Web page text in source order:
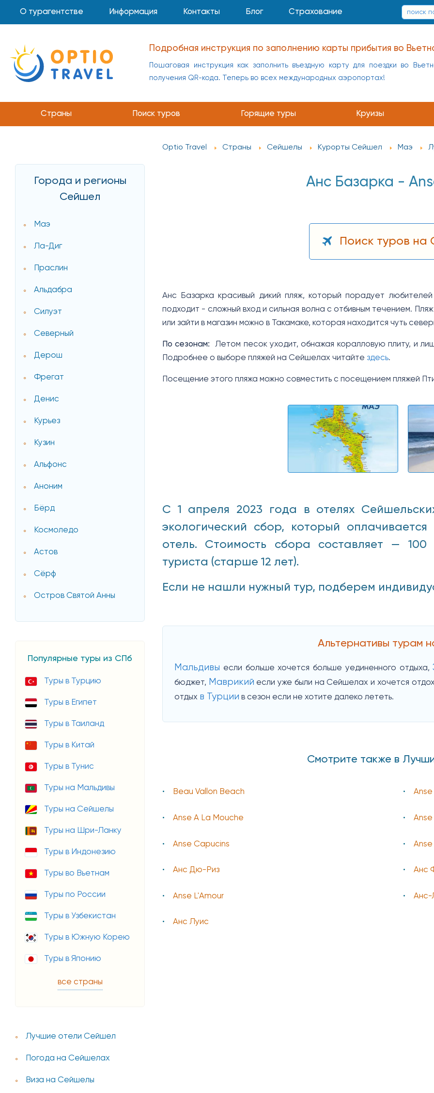
О турагентстве Информация Контакты Блог Страхование
Подробная инструкция по заполнению карты прибытия во
Пошаговая инструкция как заполнить въездную карту для поездки во
получения QR-кода. Теперь во всех международных аэропортах!
Страны Поиск туров Горящие туры Круизы
Города и регионы
Сейшел
Маэ
Ла-Диг
Праслин
Альдабра
Силуэт
Северный
Дерош
Фрегат
Денис
Курьез
Кузин
Альфонс
Аноним
Бёрд
Космоледо
Астов
Сёрф
Остров Святой Анны
Популярные туры из СПб
Туры в Турцию
Туры в Египет
Туры в Таиланд
Туры в Китай
Туры в Тунис
Туры на Мальдивы
Туры на Сейшелы
Туры на Шри-Ланку
Туры в Индонезию
Туры во Вьетнам
Туры по России
Туры в Узбекистан
Туры в Южную Корею
Туры в Японию
все страны
Лучшие отели Сейшел
Погода на Сейшелах
Виза на Сейшелы
Optio Travel Страны Сейшелы Курорты Сейшел Маэ
Анс Базарка -
Поиск туров
Анс Базарка красивый дикий пляж, который порадует
подходит - сложный вход и сильная волна с отбивным течением.
или зайти в магазин можно в Такамаке, которая находится чуть
По сезонам: Летом песок уходит, обнажая коралловую плиту, и
Подробнее о выборе пляжей на Сейшелах читайте здесь.
Посещение этого пляжа можно совместить с посещением пляжей
С 1 апреля 2023 года в отелях
экологический сбор, который
отель. Стоимость сбора составляет —
туриста (старше 12 лет).
Если не нашли нужный тур, подберем
Альтернативы турам
Мальдивы если больше хочется больше уединенного отдыха,
бюджет, Маврикий если уже были на Сейшелах и хочется
отдых в Турции в сезон если не хотите далеко лететь.
Смотрите также в
Beau Vallon Beach
Anse A La Mouche
Anse Capucins
Анс Дю-Риз Анс
Anse L'Amour Анс-
Анс Луис